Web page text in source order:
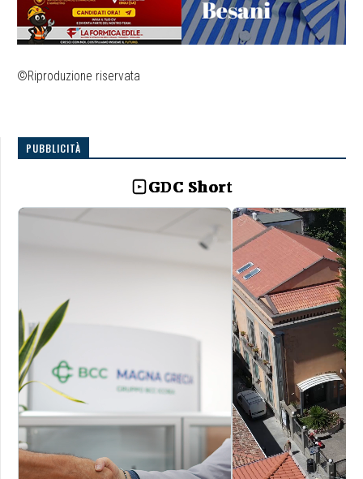
©Riproduzione riservata
PUBBLICITÀ
GDC Short